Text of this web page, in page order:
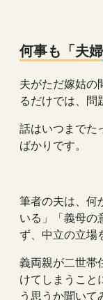
何事も「夫
夫がただ嫁姑の
るだけでは、問
話はいつまでた
ばかりです。
筆者の夫は、何
いる」「義母の
ず、中立の立場
義両親が二世帯
けてしまうこと
う思うか聞いて